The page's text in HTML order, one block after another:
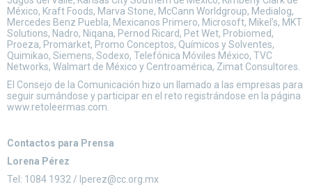
México, Kraft Foods, Marva Stone, McCann Worldgroup, Medialog,
Mercedes Benz Puebla, Mexicanos Primero, Microsoft, Mikel’s, MKT
Solutions, Nadro, Niqana, Pernod Ricard, Pet Wet, Probiomed,
Proeza, Promarket, Promo Conceptos, Químicos y Solventes,
Quimikao, Siemens, Sodexo, Telefónica Móviles México, TVC
Networks, Walmart de México y Centroamérica, Zimat Consultores.
El Consejo de la Comunicación hizo un llamado a las empresas para
seguir sumándose y participar en el reto registrándose en la página
www.retoleermas.com.
Contactos para Prensa
Lorena Pérez
Tel: 1084 1932 / lperez@cc.org.mx